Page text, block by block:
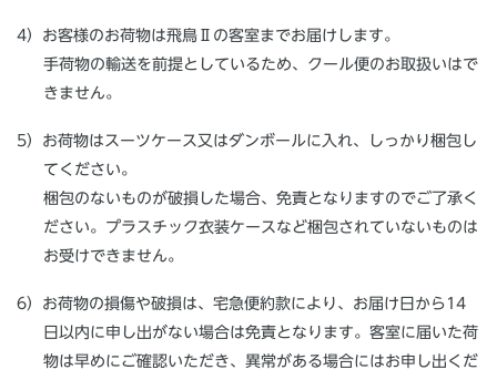
4）お客様のお荷物は飛鳥Ⅱの客室までお届けします。
手荷物の輸送を前提としているため、クール便のお取扱いはで
きません。
5）お荷物はスーツケース又はダンボールに入れ、しっかり梱包し
てください。
梱包のないものが破損した場合、免責となりますのでご了承く
ださい。プラスチック衣装ケースなど梱包されていないものは
お受けできません。
6）お荷物の損傷や破損は、宅急便約款により、お届け日から14
日以内に申し出がない場合は免責となります。客室に届いた荷
物は早めにご確認いただき、異常がある場合にはお申し出くだ